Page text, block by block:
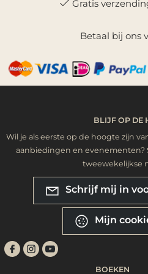
Gratis
Betaal bij ons
BLIJF OP DE
Wil je als eerste op de hoogte zijn
aanbiedingen en evenementen?
tweewekelijkse
Schrijf mij in
Mijn
BOEKEN